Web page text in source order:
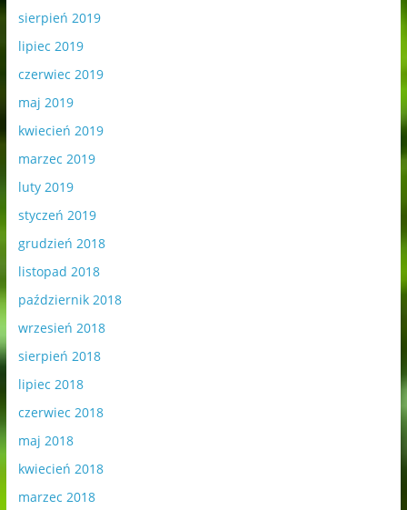
sierpień 2019
lipiec 2019
czerwiec 2019
maj 2019
kwiecień 2019
marzec 2019
luty 2019
styczeń 2019
grudzień 2018
listopad 2018
październik 2018
wrzesień 2018
sierpień 2018
lipiec 2018
czerwiec 2018
maj 2018
kwiecień 2018
marzec 2018